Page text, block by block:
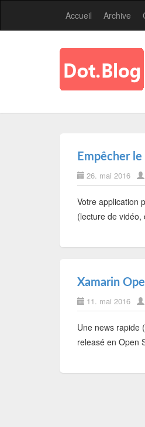
Accueil Archive
Empêcher
26. mai 2016
Votre application
(lecture de
Xamarin
11. mai 2016
Une news rapide
releasé en Open